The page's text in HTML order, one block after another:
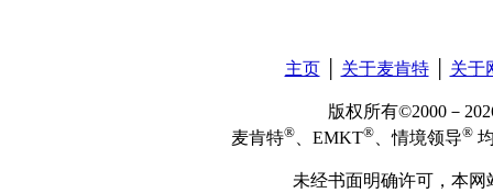
主页│ 关于麦肯特│ 关于
版权所有©2000－
麦肯特® 、EMKT® 、情境领导®
未经书面明确许可，本